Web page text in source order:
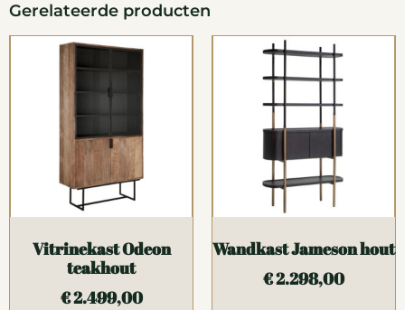
Gerelateerde producten
Vitrinekast Odeon
teakhout
€2.499,00
Wandkast Jameson hout
€2.298,00